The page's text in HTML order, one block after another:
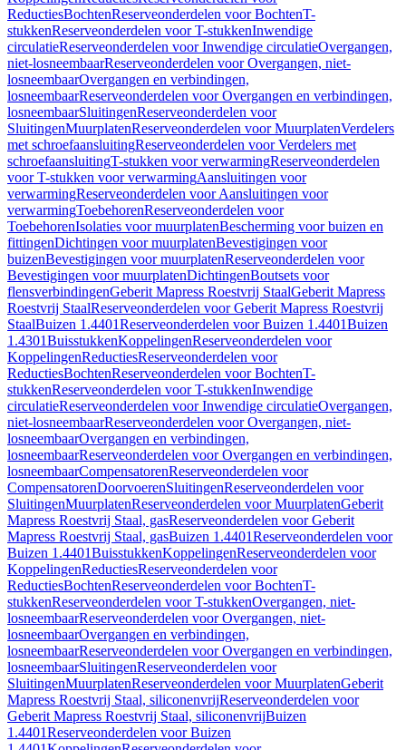
ReductiesBochtenReserveonderdelen voor BochtenT-
stukkenReserveonderdelen voor T-stukkenInwendige
circulatieReserveonderdelen voor Inwendige circulatieOvergangen,
niet-losneembaarReserveonderdelen voor Overgangen, niet-
losneembaarOvergangen en verbindingen,
losneembaarReserveonderdelen voor Overgangen en verbindingen,
losneembaarSluitingenReserveonderdelen voor
SluitingenMuurplatenReserveonderdelen voor MuurplatenVerdelers
met schroefaansluitingReserveonderdelen voor Verdelers met
schroefaansluitingT-stukken voor verwarmingReserveonderdelen
voor T-stukken voor verwarmingAansluitingen voor
verwarmingReserveonderdelen voor Aansluitingen voor
verwarmingToebehorenReserveonderdelen voor
ToebehorenIsolaties voor muurplatenBescherming voor buizen en
fittingenDichtingen voor muurplatenBevestigingen voor
buizenBevestigingen voor muurplatenReserveonderdelen voor
Bevestigingen voor muurplatenDichtingenBoutsets voor
flensverbindingenGeberit Mapress Roestvrij StaalGeberit Mapress
Roestvrij StaalReserveonderdelen voor Geberit Mapress Roestvrij
StaalBuizen 1.4401Reserveonderdelen voor Buizen 1.4401Buizen
1.4301BuisstukkenKoppelingenReserveonderdelen voor
KoppelingenReductiesReserveonderdelen voor
ReductiesBochtenReserveonderdelen voor BochtenT-
stukkenReserveonderdelen voor T-stukkenInwendige
circulatieReserveonderdelen voor Inwendige circulatieOvergangen,
niet-losneembaarReserveonderdelen voor Overgangen, niet-
losneembaarOvergangen en verbindingen,
losneembaarReserveonderdelen voor Overgangen en verbindingen,
losneembaarCompensatorenReserveonderdelen voor
CompensatorenDoorvoerenSluitingenReserveonderdelen voor
SluitingenMuurplatenReserveonderdelen voor MuurplatenGeberit
Mapress Roestvrij Staal, gasReserveonderdelen voor Geberit
Mapress Roestvrij Staal, gasBuizen 1.4401Reserveonderdelen voor
Buizen 1.4401BuisstukkenKoppelingenReserveonderdelen voor
KoppelingenReductiesReserveonderdelen voor
ReductiesBochtenReserveonderdelen voor BochtenT-
stukkenReserveonderdelen voor T-stukkenOvergangen, niet-
losneembaarReserveonderdelen voor Overgangen, niet-
losneembaarOvergangen en verbindingen,
losneembaarReserveonderdelen voor Overgangen en verbindingen,
losneembaarSluitingenReserveonderdelen voor
SluitingenMuurplatenReserveonderdelen voor MuurplatenGeberit
Mapress Roestvrij Staal, siliconenvrijReserveonderdelen voor
Geberit Mapress Roestvrij Staal, siliconenvrijBuizen
1.4401Reserveonderdelen voor Buizen